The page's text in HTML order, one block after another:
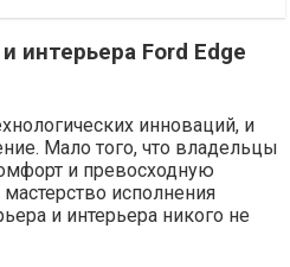
интерьера Ford Edge
инноваций, и
Мало того, что владельцы
и превосходную
исполнения
и интерьера никого не